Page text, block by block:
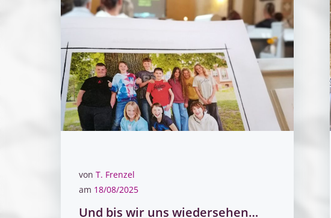
von T. Frenzel
am 18/08/2025
Und bis wir uns wiedersehen…